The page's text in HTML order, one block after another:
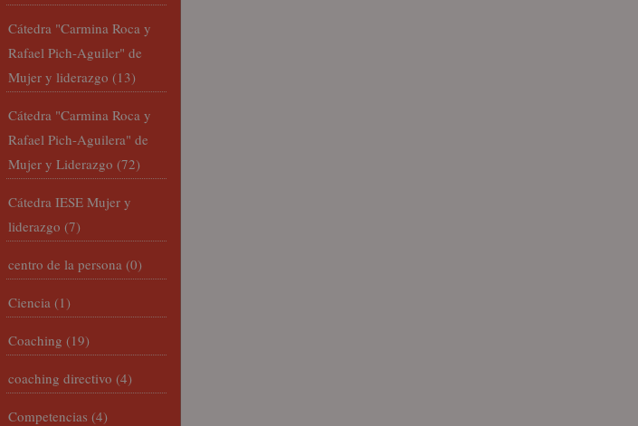
Cátedra "Carmina Roca y
Rafael Pich-Aguiler" de
Mujer y liderazgo (13)
Cátedra "Carmina Roca y
Rafael Pich-Aguilera" de
Mujer y Liderazgo (72)
Cátedra IESE Mujer y
liderazgo (7)
centro de la persona (0)
Ciencia (1)
Coaching (19)
coaching directivo (4)
Competencias (4)